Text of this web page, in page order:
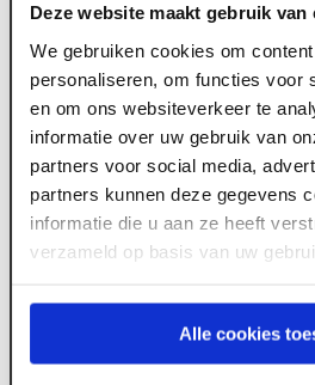
Deze website maakt gebruik van
We gebruiken cookies om
personaliseren, om functies voor
en om ons websiteverkeer te
informatie over uw gebruik van
partners voor social media,
partners kunnen deze gegevens
informatie die u aan ze heeft
verzameld op basis van uw
Alle cookies
ART004655
Magnetisch rolslot XA-